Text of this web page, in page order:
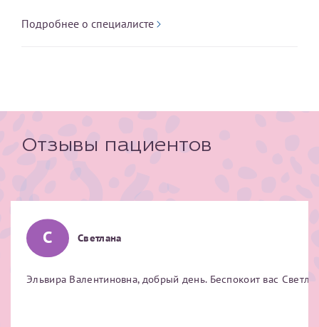
Подробнее о специалисте
Отзывы пациентов
С Светлана
Эльвира Валентиновна, добрый день. Беспокоит вас